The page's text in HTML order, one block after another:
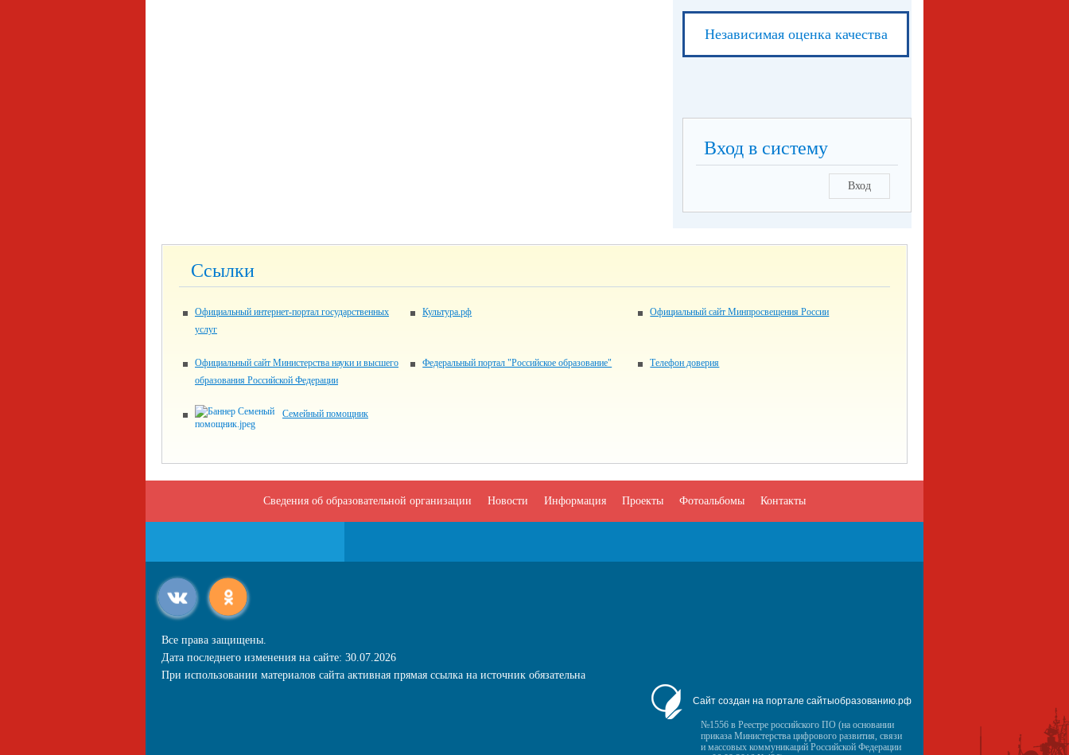
Независимая оценка качества
Вход в систему
Вход
Ссылки
Официальный интернет-портал государственных
услуг
Культура.рф Официальный сайт Минпросвещения России
Официальный сайт Министерства науки и высшего
образования Российской Федерации
Федеральный портал "Российское образование" Телефон доверия
Семейный помощник
Сведения об образовательной организации Новости Информация Проекты Фотоальбомы Контакты
Все права защищены.
Дата последнего изменения на сайте: 30.07.2026
При использовании материалов сайта активная прямая ссылка на источник обязательна
Сайт создан на портале сайтыобразованию.рф
№1556 в Реестре российского ПО (на основании
приказа Министерства цифрового развития, связи
и массовых коммуникаций Российской Федерации